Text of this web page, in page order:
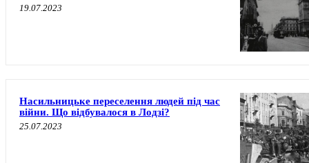
19.07.2023
Насильницьке переселення людей під час
війни. Що відбувалося в Лодзі?
25.07.2023